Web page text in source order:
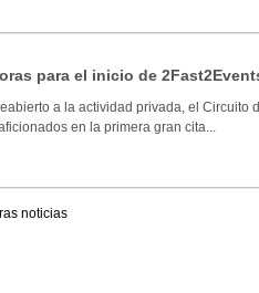
para el inicio de
a la actividad privada, el Circuito
en la primera gran cita...
noticias